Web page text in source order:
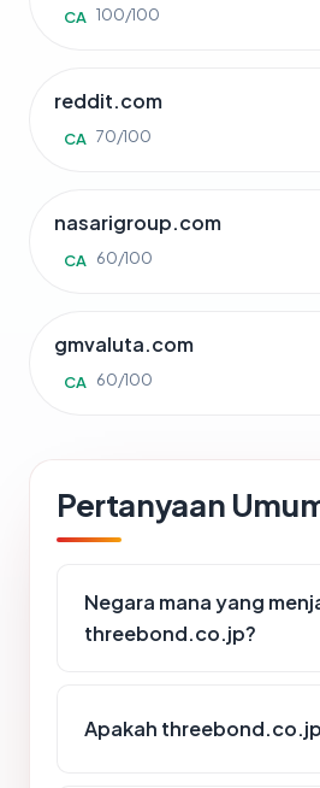
CA 100/100
reddit.com
CA 70/100
nasarigroup.com
CA 60/100
gmvaluta.com
CA 60/100
Pertanyaan
Negara mana yang
threebond.co.jp?
Apakah